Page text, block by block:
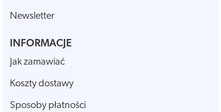
Newsletter
INFORMACJE
Jak zamawiać
Koszty dostawy
Sposoby płatności